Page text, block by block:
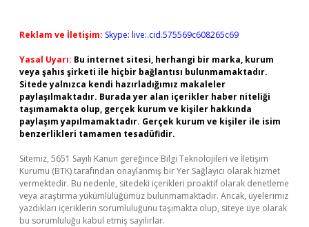
Reklam ve İletişim: Skype: live:.cid.575569c608265c69
Yasal Uyarı: Bu internet sitesi, herhangi bir marka, kurum
veya şahıs şirketi ile hiçbir bağlantısı bulunmamaktadır.
Sitede yalnızca kendi hazırladığımız makaleler
paylaşılmaktadır. Burada yer alan içerikler haber niteliği
taşımamakta olup, gerçek kurum ve kişiler hakkında
paylaşım yapılmamaktadır. Gerçek kurum ve kişiler ile isim
benzerlikleri tamamen tesadüfidir.
Sitemiz, 5651 Sayılı Kanun gereğince Bilgi Teknolojileri ve İletişim
Kurumu (BTK) tarafından onaylanmış bir Yer Sağlayıcı olarak hizmet
vermektedir. Bu nedenle, sitedeki içerikleri proaktif olarak denetleme
veya araştırma yükümlülüğümüz bulunmamaktadır. Ancak, üyelerimiz
yazdıkları içeriklerin sorumluluğunu taşımakta olup, siteye üye olarak
bu sorumluluğu kabul etmiş sayılırlar.